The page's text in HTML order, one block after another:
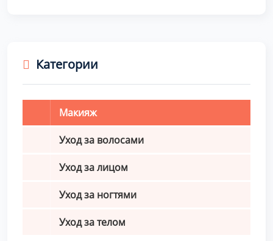
Категории
Макияж
Уход за волосами
Уход за лицом
Уход за ногтями
Уход за телом